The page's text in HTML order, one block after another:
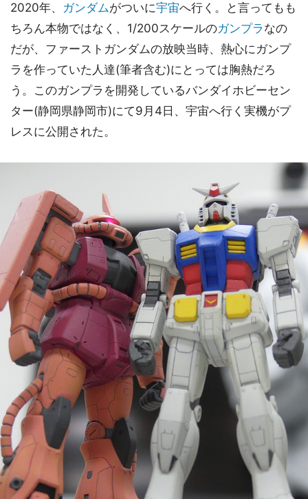
2020年、 ガンダムがついに宇宙へ行く。と言ってもも
ちろん本物ではなく、1/200スケールのガンプラ なの
だが、ファーストガンダムの放映当時、熱心にガンプ
ラを作っていた人達(筆者含む)にとっては胸熱だろ
う。このガンプラを開発しているバンダイホビーセン
ター(静岡県静岡市)にて9月4日、宇宙へ行く実機がプ
レスに公開された。